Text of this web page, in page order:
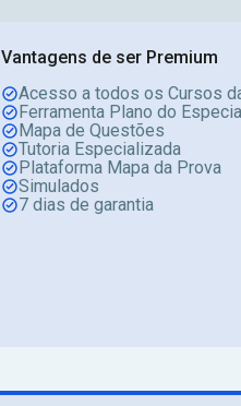
Vantagens de ser Premium
Acesso a todos os Cursos
Ferramenta Plano do
Mapa de Questões
Tutoria Especializada
Plataforma Mapa da Prova
Simulados
7 dias de garantia